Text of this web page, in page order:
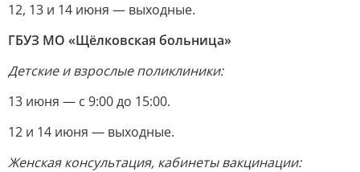
12, 13 и 14 июня — выходные.
ГБУЗ МО «Щёлковская больница»
Детские и взрослые поликлиники:
13 июня — с 9:00 до 15:00.
12 и 14 июня — выходные.
Женская консультация, кабинеты вакцинации: